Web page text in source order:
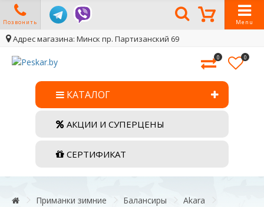
Позвонить Menu
Адрес магазина: Минск пр. Партизанский 69
0 0
КАТАЛОГ
АКЦИИ И СУПЕРЦЕНЫ
СЕРТИФИКАТ
Приманки зимние Балансиры
Akara